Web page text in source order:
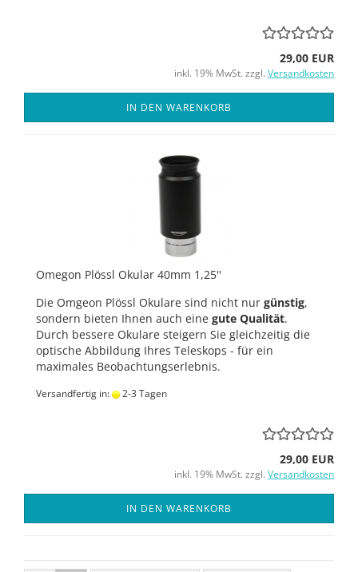
29,00 EUR
inkl. 19% MwSt. zzgl. Versandkosten
IN DEN WARENKORB
Omegon Plössl Okular 40mm 1,25''
Die Omgeon Plössl Okulare sind nicht nur günstig,
sondern bieten Ihnen auch eine gute Qualität.
Durch bessere Okulare steigern Sie gleichzeitig die
optische Abbildung Ihres Teleskops - für ein
maximales Beobachtungserlebnis.
Versandfertig in: 2-3 Tagen
29,00 EUR
inkl. 19% MwSt. zzgl. Versandkosten
IN DEN WARENKORB